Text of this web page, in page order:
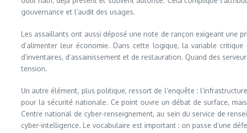
gouvernance et l’audit des usages.
Les assaillants ont aussi déposé une note de rançon exigeant une
d’alimenter leur économie. Dans cette logique, la variable
d’inventaires, d’assainissement et de restauration. Quand des
tension.
Un autre élément, plus politique, ressort de l’enquête :
pour la sécurité nationale. Ce point ouvre un débat de surface,
Centre national de cyber-renseignement, au sein du service de
cyber-intelligence. Le vocabulaire est important : on passe d’une